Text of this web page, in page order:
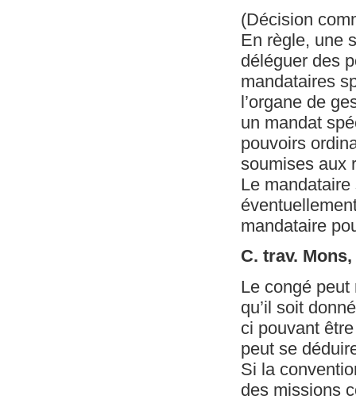
(Décision
En règle, une
déléguer des
mandataires
l’organe de
un mandat
pouvoirs
soumises aux
Le
mandataire
C. trav.
Le congé
qu’il soit
ci pouvant
peut se
Si la
des missions